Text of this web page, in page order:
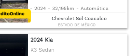
- 2024 - 32,195km - Automática
Chevrolet Sol Coacalco
ESTADO DE MÉXICO
2024 Kia
K3 Sedan